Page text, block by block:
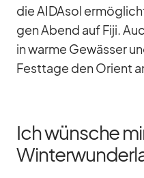
die AI­DA­sol
gen Abend auf Fiji.
in warme Ge­wäs­ser
Fest­tage den Ori­ent
Ich wünsche